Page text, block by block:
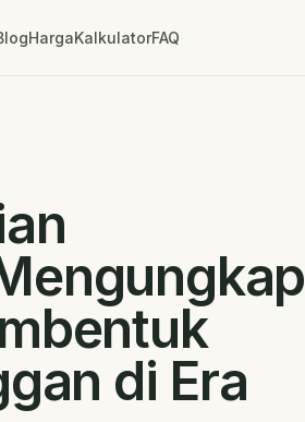
HargaKalkulatorFAQ
di Era